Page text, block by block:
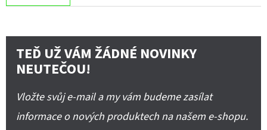
TEĎ UŽ VÁM ŽÁDNÉ NOVINKY
NEUTEČOU!
Vložte svůj e-mail a my vám budeme zasílat
informace o nových produktech na našem e-shopu.